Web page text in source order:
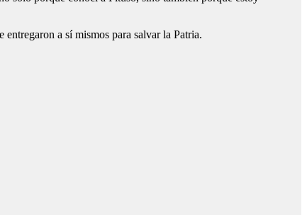
a sí mismos para salvar la Patria.